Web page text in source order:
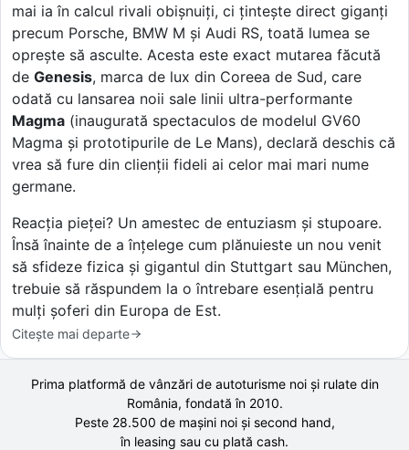
mai ia în calcul rivali obișnuiți, ci țintește direct giganți
precum Porsche, BMW M și Audi RS, toată lumea se
oprește să asculte. Acesta este exact mutarea făcută
de Genesis, marca de lux din Coreea de Sud, care
odată cu lansarea noii sale linii ultra-performante
Magma (inaugurată spectaculos de modelul GV60
Magma și prototipurile de Le Mans), declară deschis că
vrea să fure din clienții fideli ai celor mai mari nume
germane.
Reacția pieței? Un amestec de entuziasm și stupoare.
Însă înainte de a înțelege cum plănuieste un nou venit
să sfideze fizica și gigantul din Stuttgart sau München,
trebuie să răspundem la o întrebare esențială pentru
mulți șoferi din Europa de Est.
Citește mai departe
Prima platformă de vânzări de autoturisme noi și rulate din
România, fondată în 2010.
Peste 28.500 demașini noi și second hand,
în leasing sau cu plată cash.